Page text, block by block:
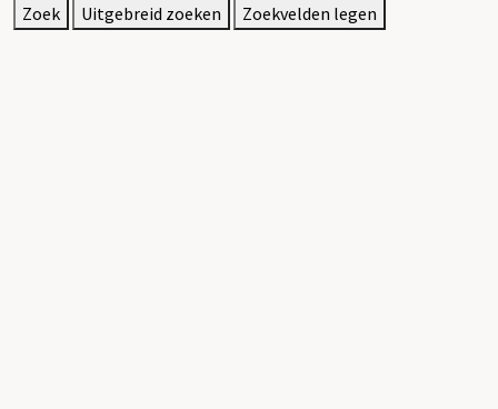
Zoek Uitgebreid zoeken Zoekvelden legen